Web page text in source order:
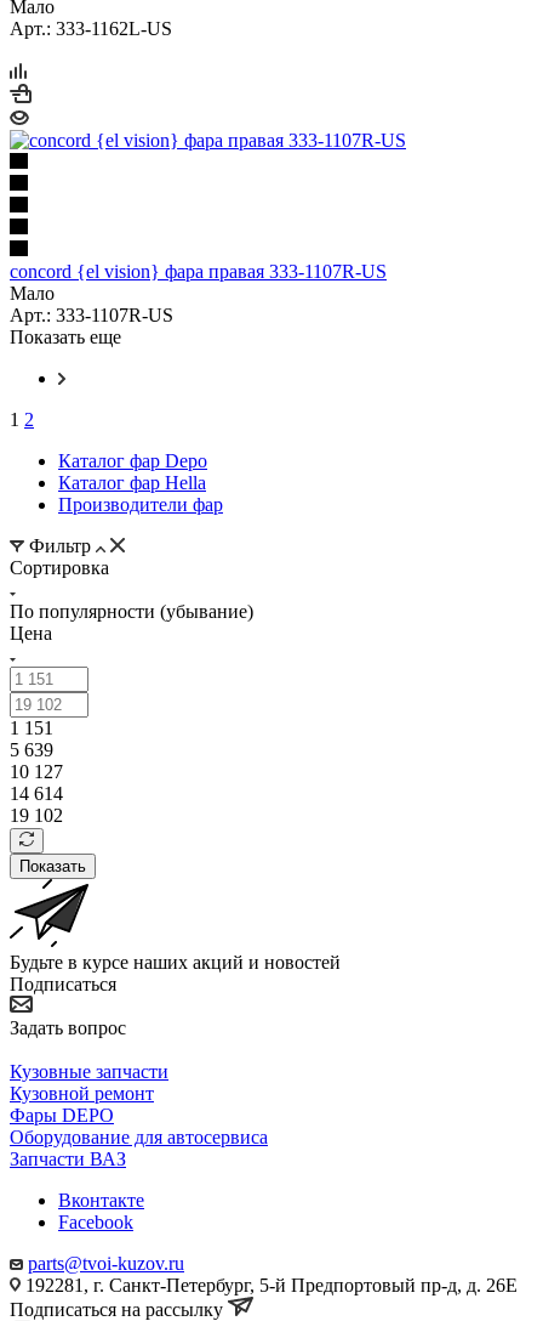
Мало
Арт.: 333-1162L-US
concord {el vision} фара правая 333-1107R-US
Мало
Арт.: 333-1107R-US
Показать еще
1 2
Каталог фар Depo
Каталог фар Hella
Производители фар
Фильтр
Сортировка
По популярности (убывание)
Цена
1 151
5 639
10 127
14 614
19 102
Показать
Будьте в курсе наших акций и новостей
Подписаться
Задать вопрос
Кузовные запчасти
Кузовной ремонт
Фары DEPO
Оборудование для автосервиса
Запчасти ВАЗ
Вконтакте
Facebook
parts@tvoi-kuzov.ru
192281, г. Санкт-Петербург, 5-й Предпортовый пр-д, д. 26Е
Подписаться на рассылку